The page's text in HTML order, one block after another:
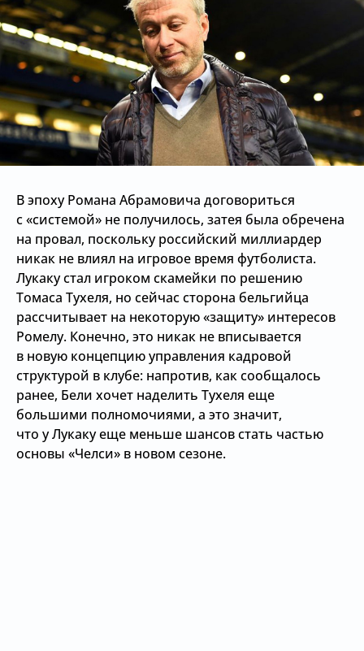
В эпоху Романа Абрамовича договориться
с «системой» не получилось, затея была обречена
на провал, поскольку российский миллиардер
никак не влиял на игровое время футболиста.
Лукаку стал игроком скамейки по решению
Томаса Тухеля, но сейчас сторона бельгийца
рассчитывает на некоторую «защиту» интересов
Ромелу. Конечно, это никак не вписывается
в новую концепцию управления кадровой
структурой в клубе: напротив, как сообщалось
ранее, Бели хочет наделить Тухеля еще
большими полномочиями, а это значит,
что у Лукаку еще меньше шансов стать частью
основы «Челси» в новом сезоне.